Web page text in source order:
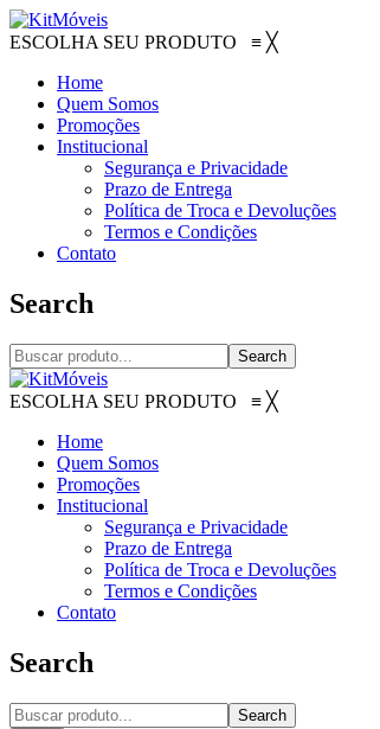
ESCOLHA SEU PRODUTO ≡ ╳
Home
Quem Somos
Promoções
Institucional
Segurança e Privacidade
Prazo de Entrega
Política de Troca e Devoluções
Termos e Condições
Contato
Search
Search
ESCOLHA SEU PRODUTO ≡ ╳
Home
Quem Somos
Promoções
Institucional
Segurança e Privacidade
Prazo de Entrega
Política de Troca e Devoluções
Termos e Condições
Contato
Search
Search